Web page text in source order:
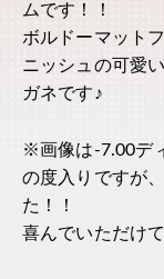
ムです！！
ボルドーマット
ニッシュの可愛
ガネです♪
※画像は-7.00デ
の度入りですが
た！！
喜んでいただけ